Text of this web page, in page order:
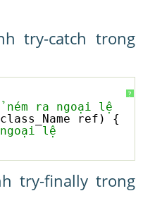
try-catch trong
?
ra ngoại lệ
ref) {
lệ
try-finally trong